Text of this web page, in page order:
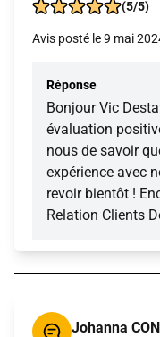
(5/5)
Avis posté le 9 mai
Réponse
Bonjour Vic
évaluation
nous de savoir
expérience avec
revoir bientôt !
Relation Clients
Johanna